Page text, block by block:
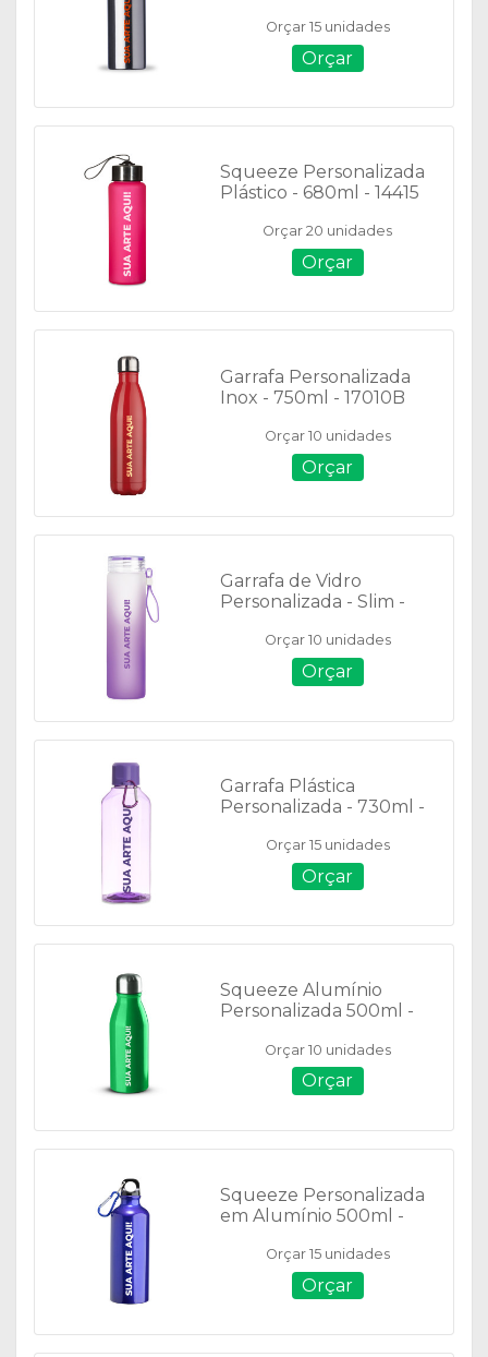
Orçar 15 unidades
Orçar
Squeeze Personalizada
Plástico - 680ml - 14415
Orçar 20 unidades
Orçar
Garrafa Personalizada
Inox - 750ml - 17010B
Orçar 10 unidades
Orçar
Garrafa de Vidro
Personalizada - Slim -
Orçar 10 unidades
Orçar
Garrafa Plástica
Personalizada - 730ml -
Orçar 15 unidades
Orçar
Squeeze Alumínio
Personalizada 500ml -
Orçar 10 unidades
Orçar
Squeeze Personalizada
em Alumínio 500ml -
Orçar 15 unidades
Orçar